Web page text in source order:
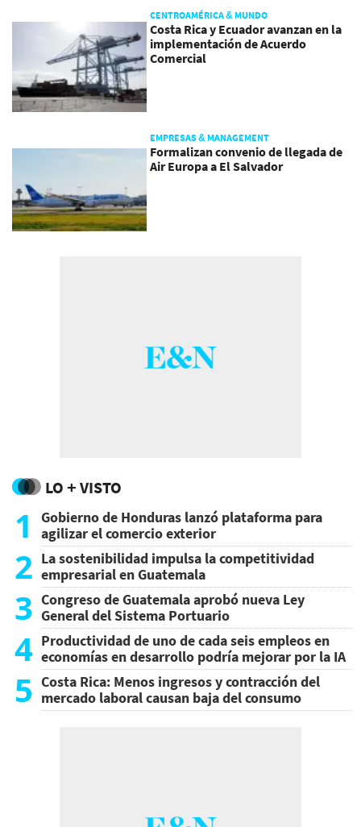
CENTROAMÉRICA & MUNDO
Costa Rica y Ecuador avanzan en la
implementación de Acuerdo
Comercial
EMPRESAS & MANAGEMENT
Formalizan convenio de llegada de
Air Europa a El Salvador
LO + VISTO
1
Gobierno de Honduras lanzó plataforma para
agilizar el comercio exterior
2 La sostenibilidad impulsa la competitividad
empresarial en Guatemala
3 Congreso de Guatemala aprobó nueva Ley
General del Sistema Portuario
4 Productividad de uno de cada seis empleos en
economías en desarrollo podría mejorar por la IA
5 Costa Rica: Menos ingresos y contracción del
mercado laboral causan baja del consumo